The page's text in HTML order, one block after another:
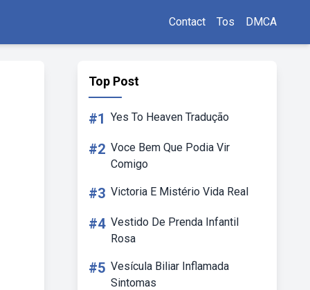
Contact Tos DMCA
Top Post
#1 Yes To Heaven Tradução
#2 Voce Bem Que Podia Vir
Comigo
#3 Victoria E Mistério Vida Real
#4 Vestido De Prenda Infantil
Rosa
#5 Vesícula Biliar Inflamada
Sintomas